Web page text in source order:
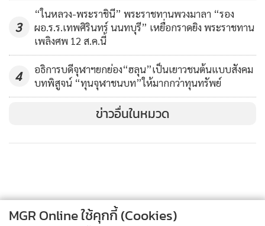
จับตัวคนร้ายมาให้ได้ประชาชนท่านใดที่ถูกหลอกในลักษณะนี้
สามารถเข้าแจ้งความได้ที่สถานีตำรวจในพื้นที่ที่ท่านมีภูมิลำเนา
อยู่ตอนนี้ได้ทันที
ทั้งนี้ เรื่องนี้มีผู้เสียหายจำนวนมาก ตำรวจภูธรจังหวัดอุดรธานีจะ
ได้มีการตั้งคณะกรรมการโดยให้รองผู้บังคับการเป็นประธานการ
สอบสวน และระดมพนักงานสอบสวนที่มีฝีมือดีมาร่วมกันทำงาน
3
“ในหลวง-พระราชินี” พระราชทานพวงมาลา “รอง
ผอ.ร.ร.เทพศิรินทร์ นนทบุรี” เหยื่อกราดยิง พระราชทาน
เพลิงศพ 12 ส.ค.นี้
4
อธิการบดีจุฬาฯยกย่อง“ฮลุน”เป็นเยาวชนต้นแบบสังคม
บทพิสูจน์ “ทุนจุฬาชนบท”ให้มากกว่าทุนทรัพย์
ข่าวอื่นในหมวด
MGR Online ใช้คุกกี้ (Cookies)